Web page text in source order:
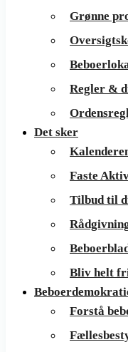
Grønne
Regler &
Det sker
Faste
Tilbud til
Bliv helt
Forstå